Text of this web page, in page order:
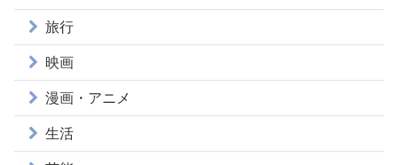
旅行
映画
漫画・アニメ
生活